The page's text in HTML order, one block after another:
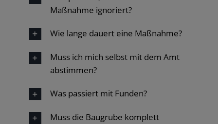
Maßnahme ignoriert?
Wie lange dauert eine Maßnahme?
Muss ich mich selbst mit dem Amt
abstimmen?
Was passiert mit Funden?
Muss die Baugrube komplett